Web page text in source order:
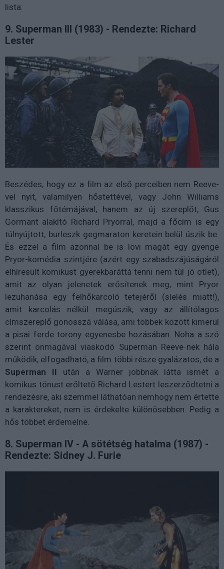
lista:
9. Superman III (1983) - Rendezte: Richard
Lester
Beszédes, hogy ez a film az első perceiben nem Reeve-
vel nyit, valamilyen hőstettével, vagy John Williams
klasszikus főtémájával, hanem az új szereplőt, Gus
Gormant alakító Richard Pryorral, majd a főcím is egy
túlnyújtott, burleszk gegmaraton keretein belül úszik be.
És ezzel a film azonnal be is lövi magát egy gyenge
Pryor-komédia szintjére (azért egy szabadszájúságáról
elhíresült komikust gyerekbaráttá tenni nem túl jó ötlet),
amit az olyan jelenetek erősítenek meg, mint Pryor
lezuhanása egy felhőkarcoló tetejéről (síelés miatt!),
amit karcolás nélkül megúszik, vagy az állítólagos
címszereplő gonosszá válása, ami többek között kimerül
a pisai ferde torony egyenesbe hozásában. Noha a szó
szerint önmagával viaskodó Superman Reeve-nek hála
működik, elfogadható, a film többi része gyalázatos, de a
Superman II után a Warner jobbnak látta ismét a
komikus tónust erőltető Richard Lestert leszerződtetni a
rendezésre, aki szemmel láthatóan nemhogy nem értette
a karaktereket, nem is érdekelte különösebben. Pedig a
hős többet érdemelne.
8. Superman IV - A sötétség hatalma (1987) -
Rendezte: Sidney J. Furie